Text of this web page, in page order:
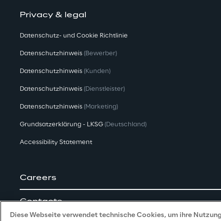
Privacy & legal
Datenschutz- und Cookie Richtlinie
Datenschutzhinweis (Bewerber)
Datenschutzhinweis (Kunden)
Datenschutzhinweis (Dienstleister)
Datenschutzhinweis (Marketing)
Grundsatzerklärung - LKSG (Deutschland)
Accessibility Statement
Careers
Contacts
Diese Webseite verwendet technische Cookies, um ihre